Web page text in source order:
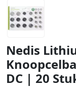
Nedis
DC | 20